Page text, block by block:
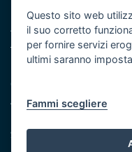
Iniziativa finanziata con
Asse XI
Note legali
Cookie e privacy
Atti di notifica
Servizi Intranet
Questo sito web
il suo corretto
per fornire servizi
ultimi saranno
Fammi scegliere